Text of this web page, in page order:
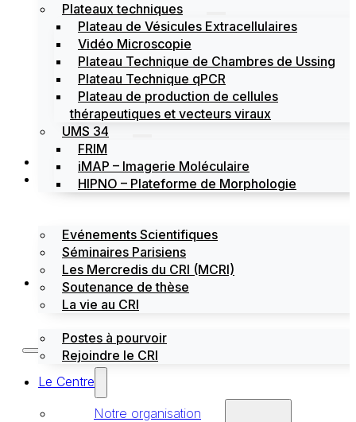
Plateaux techniques
Plateau de Vésicules Extracellulaires
Vidéo Microscopie
Plateau Technique de Chambres de Ussing
Plateau Technique qPCR
Plateau de production de cellules
thérapeutiques et vecteurs viraux
UMS 34
FRIM
iMAP – Imagerie Moléculaire
HIPNO – Plateforme de Morphologie
Actualités
Évènements
Evénements Scientifiques
Séminaires Parisiens
Les Mercredis du CRI (MCRI)
Soutenance de thèse
La vie au CRI
Emploi / stages
Postes à pourvoir
Rejoindre le CRI
Le Centre
Notre organisation